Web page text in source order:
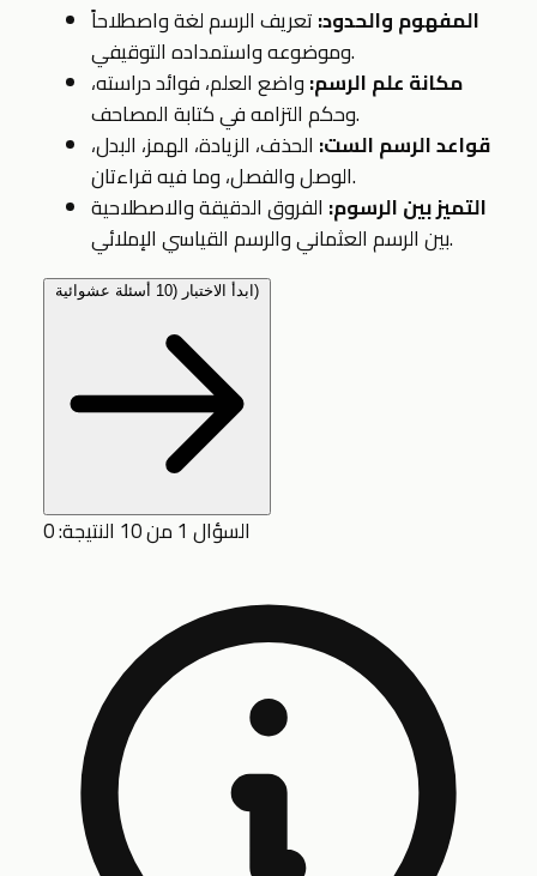
المفهوم والحدود:تعريف الرسم لغة واصطلاحاً
وموضوعه واستمداده التوقيفي.
مكانة علم الرسم:واضع العلم، فوائد دراسته،
وحكم التزامه في كتابة المصاحف.
قواعد الرسم الست: الحذف، الزيادة، الهمز، البدل،
الوصل والفصل، وما فيه قراءتان.
التميز بين الرسوم: الفروق الدقيقة والاصطلاحية
بين الرسم العثماني والرسم القياسي الإملائي.
ابدأ الاختبار (10 أسئلة عشوائية)
السؤال 1 من 10 النتيجة: 0